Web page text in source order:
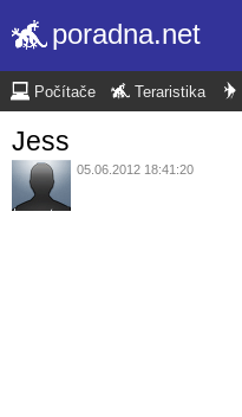
poradna.net
Počítače Teraristika
Jess
05.06.2012 18:41:20